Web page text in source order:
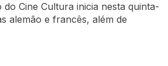
Cine Cultura inicia nesta quinta-
alemão e francês, além de